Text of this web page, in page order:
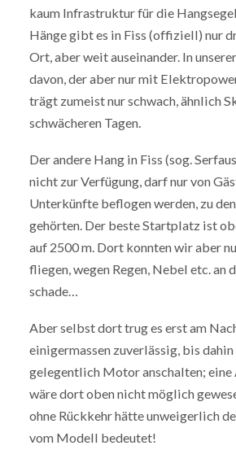
kaum Infrastruktur für die
Hänge gibt es in Fiss (offiziell) nur
Ort, aber weit auseinander. In
davon, der aber nur mit
trägt zumeist nur schwach, ähnlich
schwächeren Tagen.
Der andere Hang in Fiss (sog.
nicht zur Verfügung, darf nur von
Unterkünfte beflogen werden, zu
gehörten. Der beste Startplatz ist
auf 2500 m. Dort konnten wir aber
fliegen, wegen Regen, Nebel etc. an
schade…
Aber selbst dort trug es erst am
einigermassen zuverlässig, bis dahin
gelegentlich Motor anschalten; eine
wäre dort oben nicht möglich
ohne Rückkehr hätte unweigerlich
vom Modell bedeutet!